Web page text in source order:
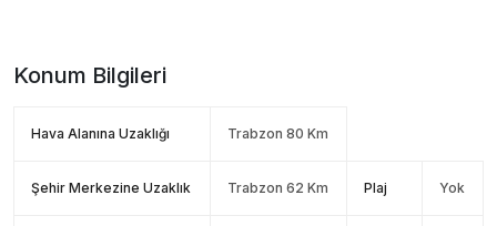
Konum Bilgileri
Hava Alanına Uzaklığı Trabzon 80 Km
Şehir Merkezine Uzaklık Trabzon 62 Km Plaj Yok